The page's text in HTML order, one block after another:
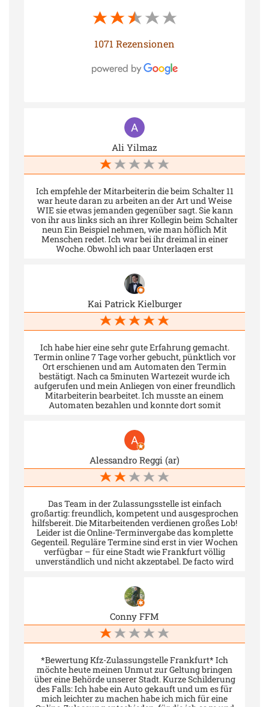
1071 Rezensionen
Ali Yilmaz
Ich empfehle der Mitarbeiterin die beim Schalter 11
war heute daran zu arbeiten an der Art und Weise
WIE sie etwas jemanden gegenüber sagt. Sie kann
von ihr aus links sich an ihrer Kollegin beim Schalter
neun Ein Beispiel nehmen, wie man höflich Mit
Menschen redet. Ich war bei ihr dreimal in einer
Woche. Obwohl ich paar Unterlagen erst
Kai Patrick Kielburger
Ich habe hier eine sehr gute Erfahrung gemacht.
Termin online 7 Tage vorher gebucht, pünktlich vor
Ort erschienen und am Automaten den Termin
bestätigt. Nach ca 5minuten Wartezeit wurde ich
aufgerufen und mein Anliegen von einer freundlich
Mitarbeiterin bearbeitet. Ich musste an einem
Automaten bezahlen und konnte dort somit
Alessandro Reggi (ar)
Das Team in der Zulassungsstelle ist einfach
großartig: freundlich, kompetent und ausgesprochen
hilfsbereit. Die Mitarbeitenden verdienen großes Lob!
Leider ist die Online-Terminvergabe das komplette
Gegenteil. Reguläre Termine sind erst in vier Wochen
verfügbar – für eine Stadt wie Frankfurt völlig
unverständlich und nicht akzeptabel. De facto wird
Punkt 6:59 Uhr vor den Rechner zu setzen und mit
etwas Glück einen kurzfristig freigeschalteten
Termin zu ergattern. Dafür bleiben gefühlt nur
wenige Sekunden – verpasst man das Zeitfenster,
heißt es wieder: vier Wochen warten. Das wirkt eher
wie eine Lotterie als wie ein funktionierendes
heiß begehrten Termine angezeigt und bestätigt. Ich
habe ihn sofort per email rück-bestätigt – nur um
wenige Augenblicke später eine Absage zu erhalten
(siehe Fotos). Solche Erlebnisse sind einfach
frustrierend und wirken auf Betroffene fast schon
Conny FFM
*Bewertung Kfz-Zulassungstelle Frankfurt* Ich
möchte heute meinen Unmut zur Geltung bringen
über eine Behörde unserer Stadt. Kurze Schilderung
des Falls: Ich habe ein Auto gekauft und um es für
mich leichter zu machen habe ich mich für eine